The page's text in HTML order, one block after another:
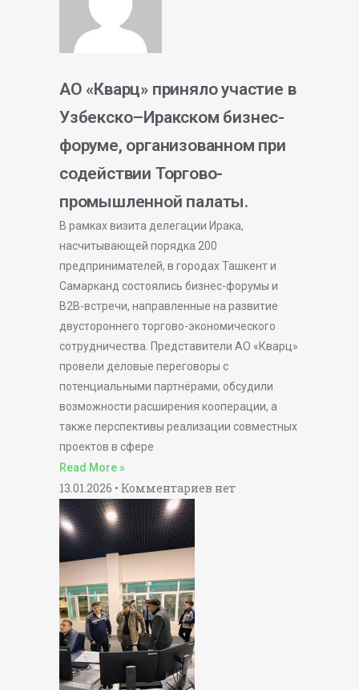
АО «Кварц» приняло участие в
Узбекско–Иракском бизнес-
форуме, организованном при
содействии Торгово-
промышленной палаты.
В рамках визита делегации Ирака,
насчитывающей порядка 200
предпринимателей, в городах Ташкент и
Самарканд состоялись бизнес-форумы и
B2B-встречи, направленные на развитие
двустороннего торгово-экономического
сотрудничества. Представители АО «Кварц»
провели деловые переговоры с
потенциальными партнёрами, обсудили
возможности расширения кооперации, а
также перспективы реализации совместных
проектов в сфере
Read More »
13.01.2026 Комментариев нет